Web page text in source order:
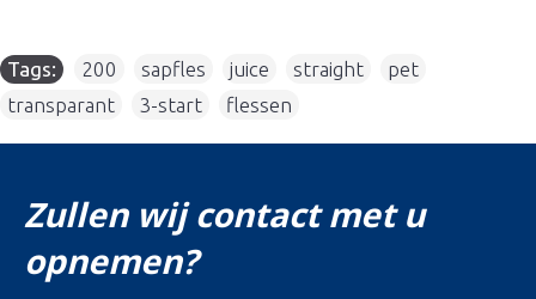
Tags: 200 sapfles juice straight pet
transparant
3-start flessen
Zullen wij contact met u
opnemen?